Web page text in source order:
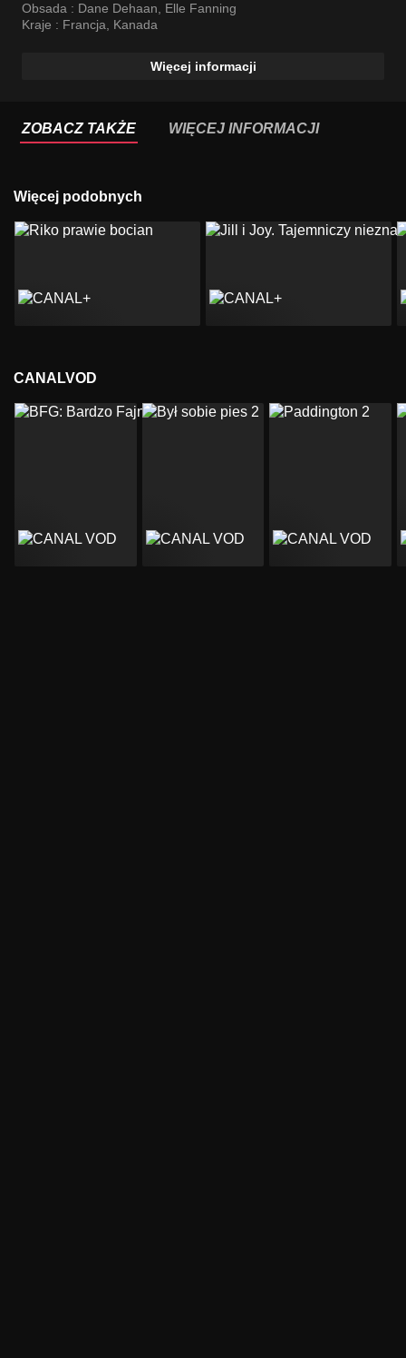
Obsada : Dane Dehaan
Elle Fanning
Kraje : Francja Kanada
Więcej informacji
ZOBACZ TAKŻE WIĘCEJ INFORMACJI
Więcej podobnych
CANALVOD